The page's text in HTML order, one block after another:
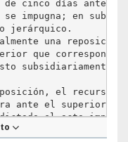
cinco días ante el
impugna; en
jerárquico.
una
que corresponda
subsidiariamente
el recurso
ante el superior
el acto
a su notificación.